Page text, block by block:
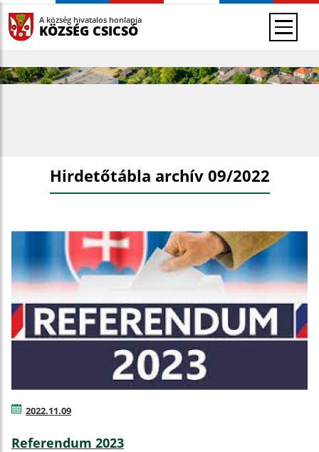
A község hivatalos honlapja
KÖZSÉG CSICSÓ
Hirdetőtábla archív 09/2022
2022.11.09
Referendum 2023